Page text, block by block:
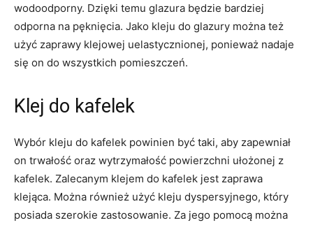
wodoodporny. Dzięki temu glazura będzie bardziej
odporna na pęknięcia. Jako kleju do glazury można też
użyć zaprawy klejowej uelastycznionej, ponieważ nadaje
się on do wszystkich pomieszczeń.
Klej do kafelek
Wybór kleju do kafelek powinien być taki, aby zapewniał
on trwałość oraz wytrzymałość powierzchni ułożonej z
kafelek. Zalecanym klejem do kafelek jest zaprawa
klejąca. Można również użyć kleju dyspersyjnego, który
posiada szerokie zastosowanie. Za jego pomocą można